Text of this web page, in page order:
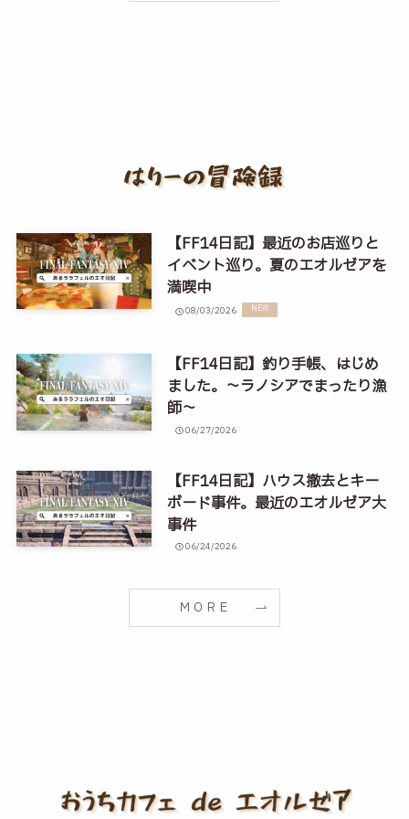
【FF14日記】最近のお店巡りと
イベント巡り。夏のエオルゼアを
満喫中
08/03/2026
【FF14日記】釣り手帳、はじめ
ました。～ラノシアでまったり漁
師～
06/27/2026
【FF14日記】ハウス撤去とキー
ボード事件。最近のエオルゼア大
事件
06/24/2026
ＭＯＲＥ